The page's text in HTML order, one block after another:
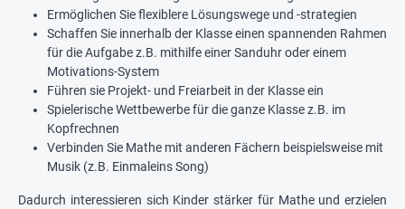
Ermöglichen Sie flexiblere Lösungswege und -strategien
Schaffen Sie innerhalb der Klasse einen spannenden Rahmen
für die Aufgabe z.B. mithilfe einer Sanduhr oder einem
Motivations-System
Führen sie Projekt- und Freiarbeit in der Klasse ein
Spielerische Wettbewerbe für die ganze Klasse z.B. im
Kopfrechnen
Verbinden Sie Mathe mit anderen Fächern beispielsweise mit
Musik (z.B. Einmaleins Song)
Dadurch interessieren sich Kinder stärker für Mathe und erzielen